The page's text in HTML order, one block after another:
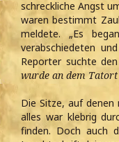
schreckliche Angst
waren bestimmt
meldete. „Es
verabschiedeten
Reporter suchte
wurde an dem
Die Sitze, auf
alles war klebrig
finden. Doch auch